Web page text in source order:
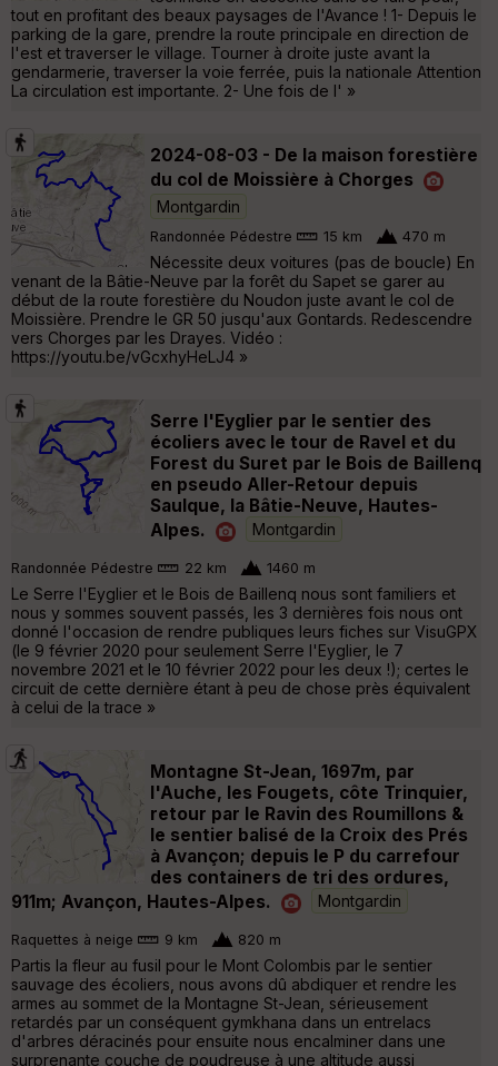
tout en profitant des beaux paysages de l'Avance ! 1- Depuis le
parking de la gare, prendre la route principale en direction de
l'est et traverser le village. Tourner à droite juste avant la
gendarmerie, traverser la voie ferrée, puis la nationale Attention
La circulation est importante. 2- Une fois de l' »
2024-08-03 - De la maison forestière
du col de Moissière à Chorges
Montgardin
Randonnée Pédestre 15 km 470 m
Nécessite deux voitures (pas de boucle) En
venant de la Bâtie-Neuve par la forêt du Sapet se garer au
début de la route forestière du Noudon juste avant le col de
Moissière. Prendre le GR 50 jusqu'aux Gontards. Redescendre
vers Chorges par les Drayes. Vidéo :
https://youtu.be/vGcxhyHeLJ4 »
Serre l'Eyglier par le sentier des
écoliers avec le tour de Ravel et du
Forest du Suret par le Bois de Baillenq
en pseudo Aller-Retour depuis
Saulque, la Bâtie-Neuve, Hautes-
Alpes.
Montgardin
Randonnée Pédestre 22 km 1460 m
Le Serre l'Eyglier et le Bois de Baillenq nous sont familiers et
nous y sommes souvent passés, les 3 dernières fois nous ont
donné l'occasion de rendre publiques leurs fiches sur VisuGPX
(le 9 février 2020 pour seulement Serre l'Eyglier, le 7
novembre 2021 et le 10 février 2022 pour les deux !); certes le
circuit de cette dernière étant à peu de chose près équivalent
à celui de la trace »
Montagne St-Jean, 1697m, par
l'Auche, les Fougets, côte Trinquier,
retour par le Ravin des Roumillons &
le sentier balisé de la Croix des Prés
à Avançon; depuis le P du carrefour
des containers de tri des ordures,
911m; Avançon, Hautes-Alpes.
Montgardin
Raquettes à neige 9 km 820 m
Partis la fleur au fusil pour le Mont Colombis par le sentier
sauvage des écoliers, nous avons dû abdiquer et rendre les
armes au sommet de la Montagne St-Jean, sérieusement
retardés par un conséquent gymkhana dans un entrelacs
d'arbres déracinés pour ensuite nous encalminer dans une
surprenante couche de poudreuse à une altitude aussi